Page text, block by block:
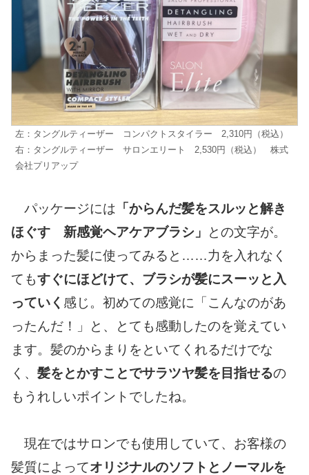
左：タングルティーザー コンパクトスタイラー 2,310円（税込）
右：タングルティーザー サロンエリート 2,530円（税込） 株式
会社プリアップ
パッケージには 「からんだ髪をスルッと解き
ほぐす 新感覚ヘアケアブラシ」
との文字が。
からまった髪に使ってみると……力を入れなく
てもすぐにほどけて、ブラシが髪にスーッと入
っていく 感じ。初めての感覚に「こんなのがあ
ったんだ！」と、とても感動したのを覚えてい
ます。髪のからまりをといてくれるだけでな
く、 髪をとかすことでサラツヤ髪を目指せるの
もうれしいポイントでしたね。
現在ではサロンでも使用していて、お客様の
髪質によってオリジナルのソフトとノーマルを